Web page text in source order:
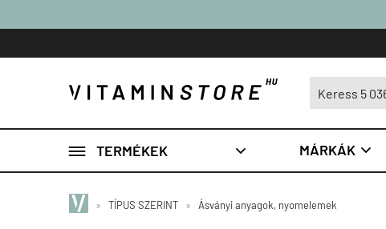
 TERMÉKEK  MÁRKÁK 
» TÍPUS SZERINT » Ásványi anyagok, nyomelemek